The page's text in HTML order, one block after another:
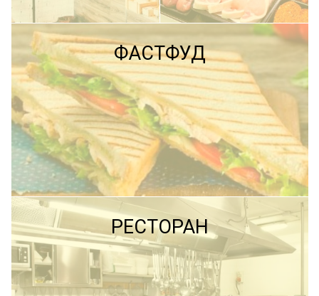
ПОДРОБНЕЕ
ПОДРОБНЕЕ ПОДРОБНЕЕ
ФАСТФУД
РЕСТОРАН